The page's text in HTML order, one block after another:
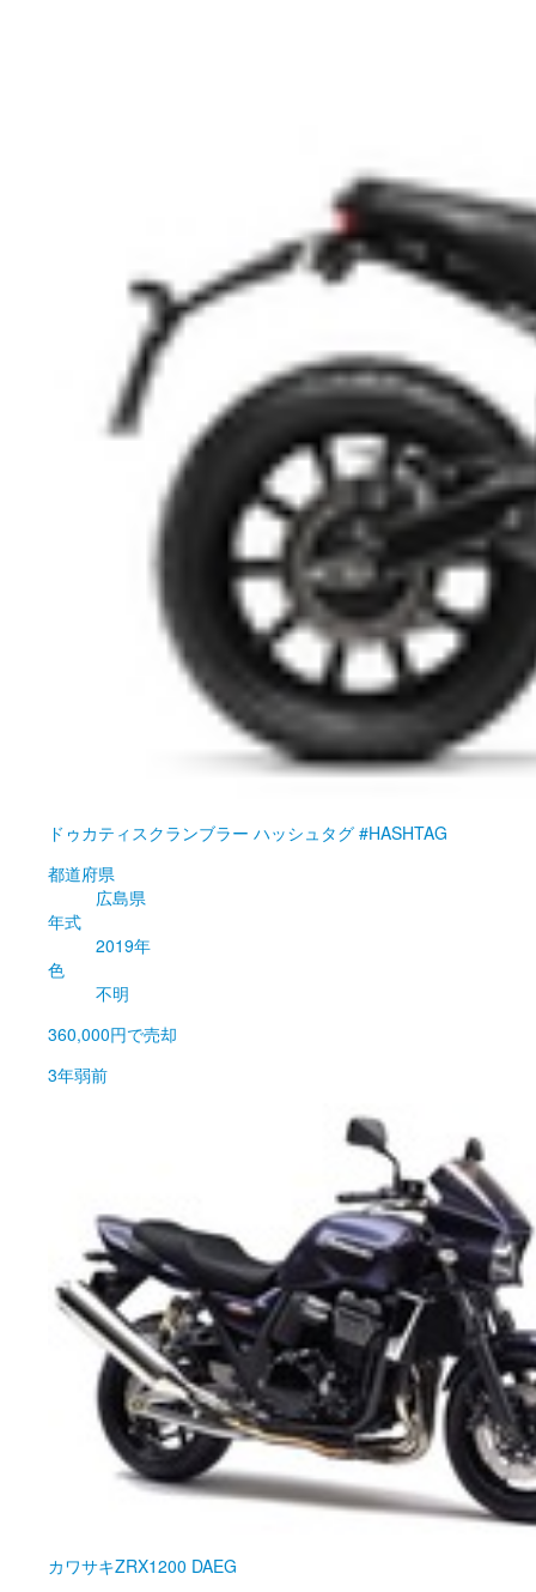
ドゥカティ スクランブラー ハッシュタグ #HASHTAG
都道府県
広島県
年式
2019年
色
不明
360,000円で売却
3年弱前
カワサキZRX1200 DAEG